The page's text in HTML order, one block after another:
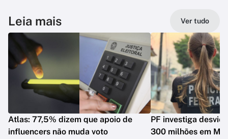
Leia mais Ver tudo
Atlas: 77,5% dizem que apoio de
influencers não muda voto
PF investiga desvio
300 milhões em